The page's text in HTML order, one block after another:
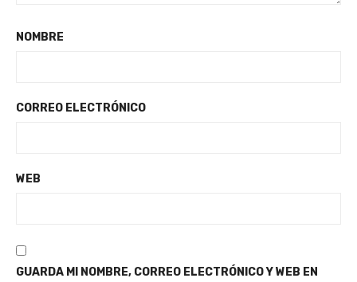
NOMBRE
CORREO ELECTRÓNICO
WEB
GUARDA MI NOMBRE, CORREO ELECTRÓNICO Y WEB EN